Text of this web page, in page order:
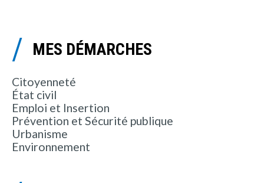
MES DÉMARCHES
Citoyenneté
État civil
Emploi et Insertion
Prévention et Sécurité publique
Urbanisme
Environnement